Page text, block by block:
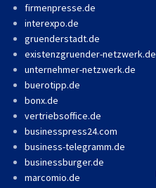
firmenpresse.de
interexpo.de
gruenderstadt.de
existenzgruender-netzwerk.de
unternehmer-netzwerk.de
buerotipp.de
bonx.de
vertriebsoffice.de
businesspress24.com
business-telegramm.de
businessburger.de
marcomio.de